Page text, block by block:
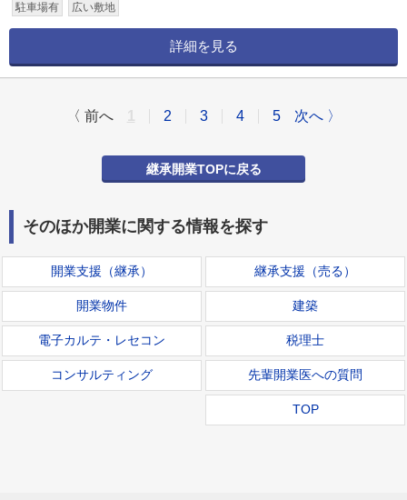
駐車場有
広い敷地
詳細を見る
〈 前へ 2 3 4 5 次へ 〉
継承開業TOPに戻る
そのほか開業に関する情報を探す
開業支援（継承）
開業物件
電子カルテ・レセコン
コンサルティング
継承支援（売る）
建築
税理士
先輩開業医への質問
TOP